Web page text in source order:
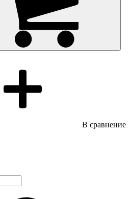
В сравнение